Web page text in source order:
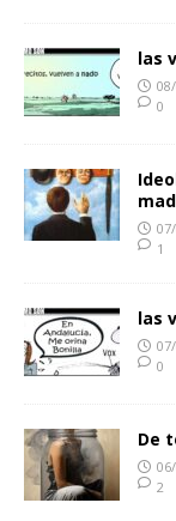
las
0
1
las
0
De
2